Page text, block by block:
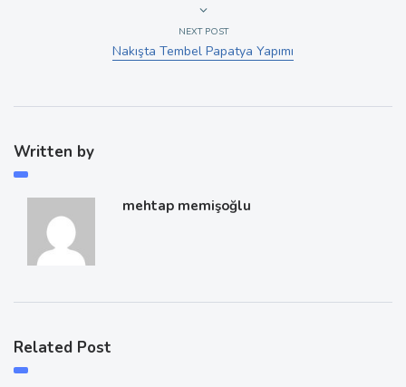
NEXT POST
Nakışta Tembel Papatya Yapımı
Written by
mehtap memişoğlu
Related Post